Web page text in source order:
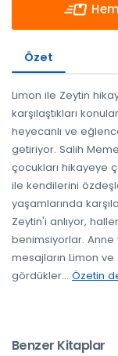
Özet
Limon ile Zeytin
karşılaştıkları
heyecanlı ve
getiriyor. Salih
çocukları hikayeye
ile kendilerini
yaşamlarında
Zeytin'i anlıyor,
benimsiyorlar.
mesajların Limon
gördükler... Özetin
Benzer Kitaplar